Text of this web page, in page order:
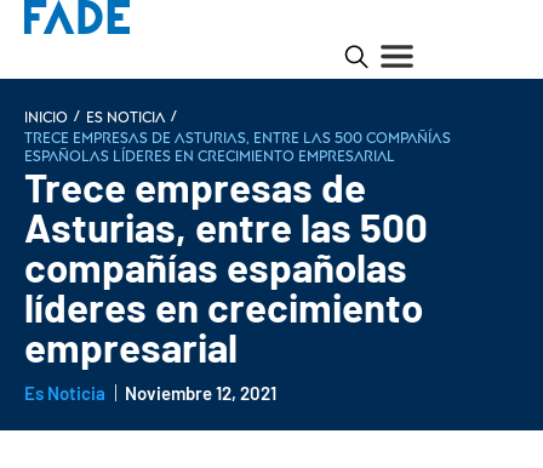
INICIO / Es noticia /
Trece empresas de Asturias, entre las 500 compañías
españolas líderes en crecimiento empresarial
Trece empresas de
Asturias, entre las 500
compañías españolas
líderes en crecimiento
empresarial
Es Noticia Noviembre 12, 2021